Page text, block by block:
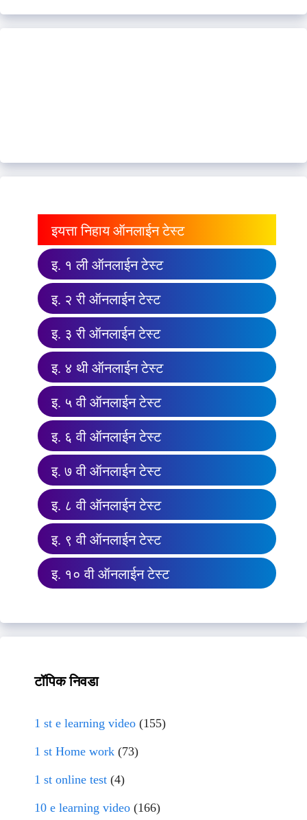
इयत्ता निहाय ऑनलाईन टेस्ट
इ. १ ली ऑनलाईन टेस्ट
इ. २ री ऑनलाईन टेस्ट
इ. ३ री ऑनलाईन टेस्ट
इ. ४ थी ऑनलाईन टेस्ट
इ. ५ वी ऑनलाईन टेस्ट
इ. ६ वी ऑनलाईन टेस्ट
इ. ७ वी ऑनलाईन टेस्ट
इ. ८ वी ऑनलाईन टेस्ट
इ. ९ वी ऑनलाईन टेस्ट
इ. १० वी ऑनलाईन टेस्ट
टॉपिक निवडा
1 st e learning video (155)
1 st Home work (73)
1 st online test (4)
10 e learning video (166)